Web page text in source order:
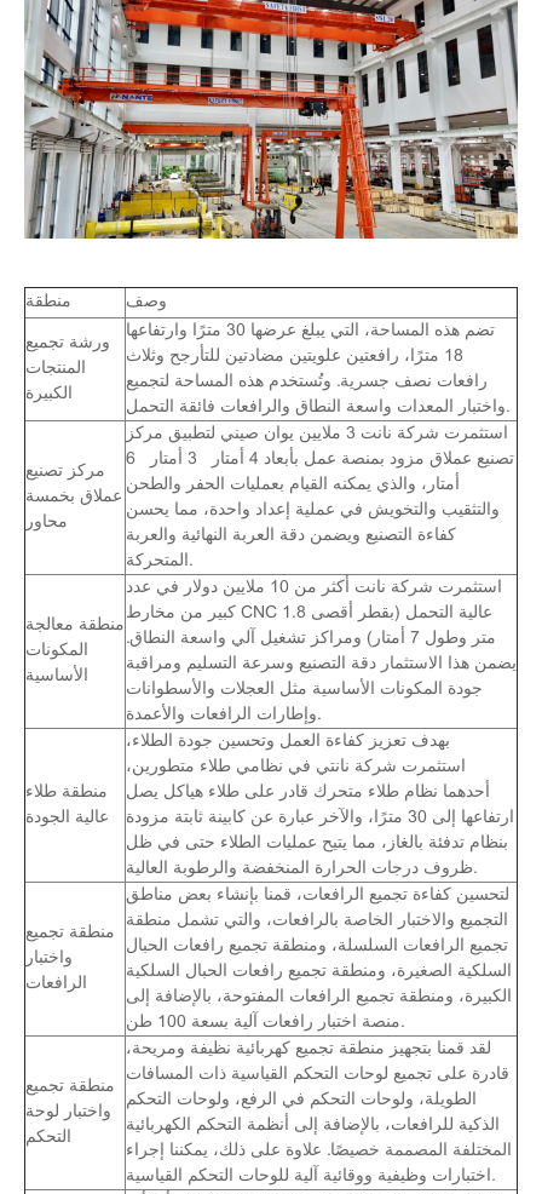
منطقة وصف
ورشة تجميع
المنتجات
الكبيرة
تضم هذه المساحة، التي يبلغ عرضها 30 مترًا وارتفاعها
18 مترًا، رافعتين علويتين مضادتين للتأرجح وثلاث
رافعات نصف جسرية. وتُستخدم هذه المساحة لتجميع
واختبار المعدات واسعة النطاق والرافعات فائقة التحمل.
مركز تصنيع
عملاق بخمسة
محاور
استثمرت شركة نانت 3 ملايين يوان صيني لتطبيق مركز
تصنيع عملاق مزود بمنصة عمل بأبعاد 4 أمتار × 3 أمتار × 6
أمتار، والذي يمكنه القيام بعمليات الحفر والطحن
والتثقيب والتخويش في عملية إعداد واحدة، مما يحسن
كفاءة التصنيع ويضمن دقة العربة النهائية والعربة
المتحركة.
منطقة معالجة
المكونات
الأساسية
استثمرت شركة نانت أكثر من 10 ملايين دولار في عدد
كبير من مخارط CNC عالية التحمل (بقطر أقصى 1.8
متر وطول 7 أمتار) ومراكز تشغيل آلي واسعة النطاق.
يضمن هذا الاستثمار دقة التصنيع وسرعة التسليم ومراقبة
جودة المكونات الأساسية مثل العجلات والأسطوانات
وإطارات الرافعات والأعمدة.
منطقة طلاء
عالية الجودة
بهدف تعزيز كفاءة العمل وتحسين جودة الطلاء،
استثمرت شركة نانتي في نظامي طلاء متطورين،
أحدهما نظام طلاء متحرك قادر على طلاء هياكل يصل
ارتفاعها إلى 30 مترًا، والآخر عبارة عن كابينة ثابتة مزودة
بنظام تدفئة بالغاز، مما يتيح عمليات الطلاء حتى في ظل
ظروف درجات الحرارة المنخفضة والرطوبة العالية.
منطقة تجميع
واختبار
الرافعات
لتحسين كفاءة تجميع الرافعات، قمنا بإنشاء بعض مناطق
التجميع والاختبار الخاصة بالرافعات، والتي تشمل منطقة
تجميع الرافعات السلسلة، ومنطقة تجميع رافعات الحبال
السلكية الصغيرة، ومنطقة تجميع رافعات الحبال السلكية
الكبيرة، ومنطقة تجميع الرافعات المفتوحة، بالإضافة إلى
منصة اختبار رافعات آلية بسعة 100 طن.
منطقة تجميع
واختبار لوحة
التحكم
لقد قمنا بتجهيز منطقة تجميع كهربائية نظيفة ومريحة،
قادرة على تجميع لوحات التحكم القياسية ذات المسافات
الطويلة، ولوحات التحكم في الرفع، ولوحات التحكم
الذكية للرافعات، بالإضافة إلى أنظمة التحكم الكهربائية
المختلفة المصممة خصيصًا. علاوة على ذلك، يمكننا إجراء
اختبارات وظيفية ووقائية آلية للوحات التحكم القياسية.